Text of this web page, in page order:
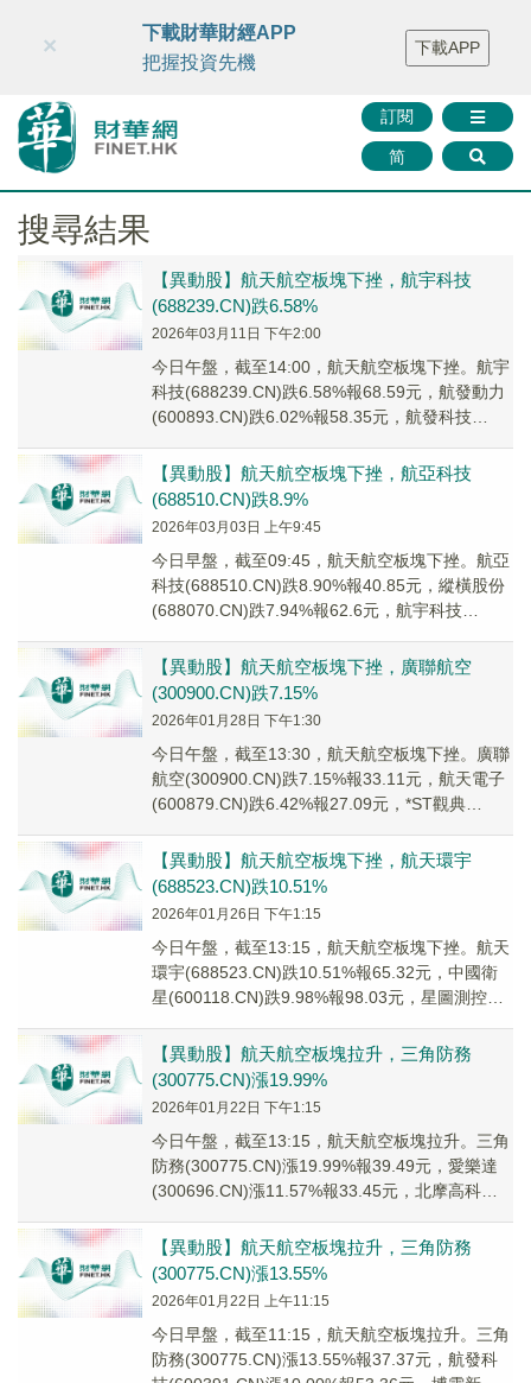
財華智庫網 FINTV FINMETA 財華證券 媒體矩陣
智庫沙龍
聯絡我們
訂閱
简
×
下載財華財經APP
把握投資先機
下載APP
搜尋結果
【異動股】航天航空板塊下挫，航宇科技
(688239.CN)跌6.58%
2026年03月11日 下午2:00
今日午盤，截至14:00，航天航空板塊下挫。航宇
科技(688239.CN)跌6.58%報68.59元，航發動力
(600893.CN)跌6.02%報58.35元，航發科技
【異動股】航天航空板塊下挫，航亞科技
(688510.CN)跌8.9%
2026年03月03日 上午9:45
今日早盤，截至09:45，航天航空板塊下挫。航亞
科技(688510.CN)跌8.90%報40.85元，縱橫股份
(688070.CN)跌7.94%報62.6元，航宇科技
【異動股】航天航空板塊下挫，廣聯航空
(300900.CN)跌7.15%
2026年01月28日 下午1:30
今日午盤，截至13:30，航天航空板塊下挫。廣聯
航空(300900.CN)跌7.15%報33.11元，航天電子
(600879.CN)跌6.42%報27.09元，*ST觀典
【異動股】航天航空板塊下挫，航天環宇
(688523.CN)跌10.51%
2026年01月26日 下午1:15
今日午盤，截至13:15，航天航空板塊下挫。航天
環宇(688523.CN)跌10.51%報65.32元，中國衛
星(600118.CN)跌9.98%報98.03元，星圖測控
【異動股】航天航空板塊拉升，三角防務
(300775.CN)漲19.99%
2026年01月22日 下午1:15
今日午盤，截至13:15，航天航空板塊拉升。三角
防務(300775.CN)漲19.99%報39.49元，愛樂達
(300696.CN)漲11.57%報33.45元，北摩高科
【異動股】航天航空板塊拉升，三角防務
(300775.CN)漲13.55%
2026年01月22日 上午11:15
今日早盤，截至11:15，航天航空板塊拉升。三角
防務(300775.CN)漲13.55%報37.37元，航發科